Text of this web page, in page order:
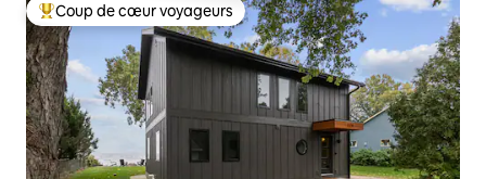
Coups de cœur voyageurs les plus appréciés
Coup de cœur voyageurs